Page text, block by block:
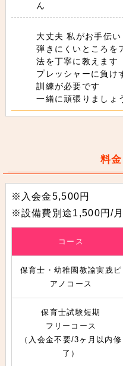
ん
大丈夫 私がお手伝い
弾きにくいところを
法を丁寧に教えます
プレッシャーに負け
訓練が必要です
一緒に頑張りましょ
料
※入会金5,500円
※設備費別途1,500円/月
コース
保育士・幼稚園教諭実践ピ
アノコース
保育士試験短期
フリーコース
（入会金不要/3ヶ月以内修
了）